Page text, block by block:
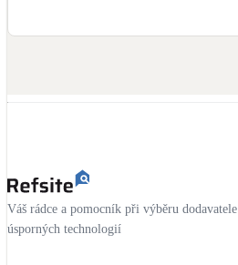
Váš rádce a pomocník při výběru dodavatele
úsporných technologií